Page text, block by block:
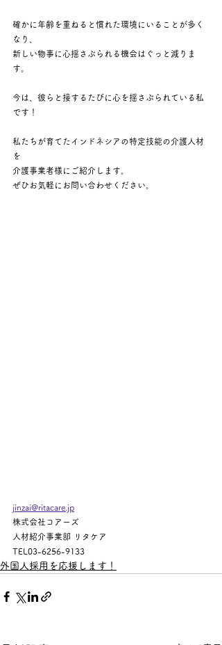
確かに年齢を重ねると慣れた環境にいることが多く
なり、
新しい物事に心揺さぶられる機会はぐっと減りま
す。
今は、彼らと接するたびに心を揺さぶられている私
です！
私たちが育てたインドネシアの特定技能の介護人材
を
介護事業者様にご紹介します。
ぜひお気軽にお問い合わせください。
jinzai@ritacare.jp
株式会社コアーズ
人材紹介事業部 リタケア
TEL03-6256-9133
外国人採用を応援します！